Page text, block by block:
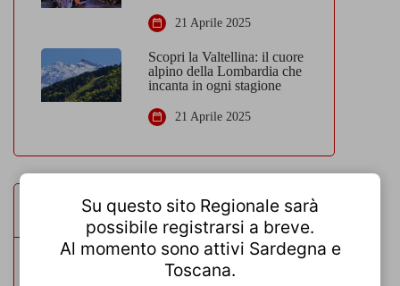
21 Aprile 2025
Scopri la Valtellina: il cuore
alpino della Lombardia che
incanta in ogni stagione
21 Aprile 2025
Lombardia Milano
Su questo sito Regionale sarà
possibile registrarsi a breve.
Al momento sono attivi Sardegna e
Toscana.